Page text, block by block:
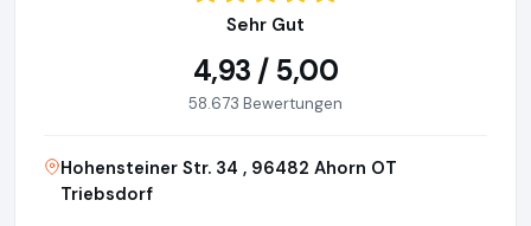
Sehr Gut
4,93 / 5,00
58.673 Bewertungen
Hohensteiner Str. 34 , 96482 Ahorn OT
Triebsdorf